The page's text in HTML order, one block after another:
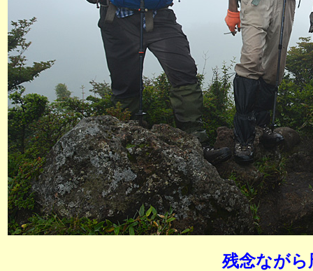
残念なが